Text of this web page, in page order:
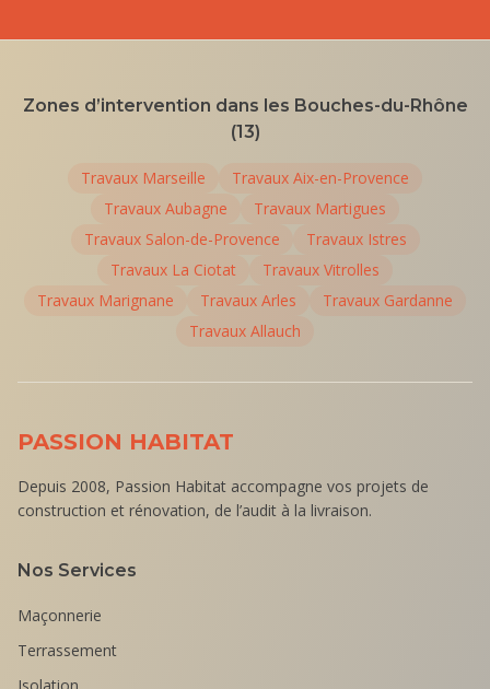
Zones d’intervention dans les Bouches-du-Rhône
(13)
Travaux Marseille Travaux Aix-en-Provence
Travaux Aubagne Travaux Martigues
Travaux Salon-de-Provence Travaux Istres
Travaux La Ciotat Travaux Vitrolles
Travaux Marignane Travaux Arles Travaux Gardanne
Travaux Allauch
PASSION HABITAT
Depuis 2008, Passion Habitat accompagne vos projets de
construction et rénovation, de l’audit à la livraison.
Nos Services
Maçonnerie
Terrassement